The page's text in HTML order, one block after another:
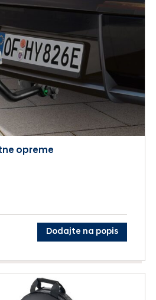
opreme
Dodajte na popis